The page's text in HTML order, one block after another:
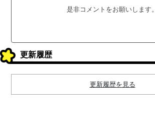
是非コメントをお願いします。
更新履歴
更新履歴を見る